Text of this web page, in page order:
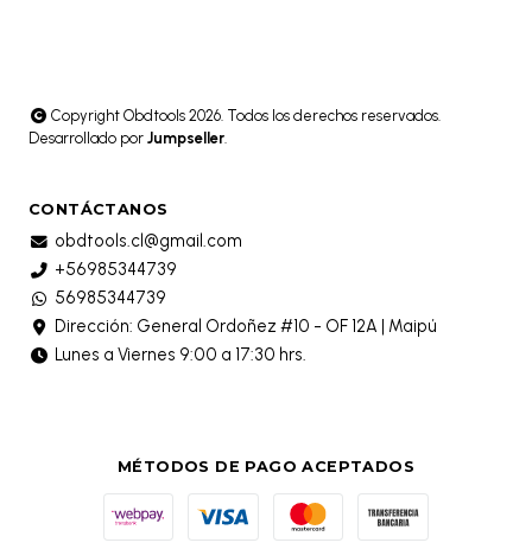
Copyright Obdtools 2026. Todos los derechos reservados.
Desarrollado por Jumpseller.
CONTÁCTANOS
obdtools.cl@gmail.com
+56985344739
56985344739
Dirección: General Ordoñez #10 - OF 12A | Maipú
Lunes a Viernes 9:00 a 17:30 hrs.
MÉTODOS DE PAGO ACEPTADOS